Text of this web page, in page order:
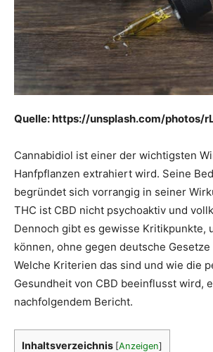
Quelle:https://unsplash.com/photos/
Cannabidiol ist einer der wichtigsten
Hanfpflanzen extrahiert wird. Seine
begründet sich vorrangig in seiner
THC ist CBD nicht psychoaktiv und
Dennoch gibt es gewisse Kritikpunkte,
können, ohne gegen deutsche
Welche Kriterien das sind und wie die
Gesundheit von CBD beeinflusst wird,
nachfolgendem Bericht.
Inhaltsverzeichnis [Anzeigen]